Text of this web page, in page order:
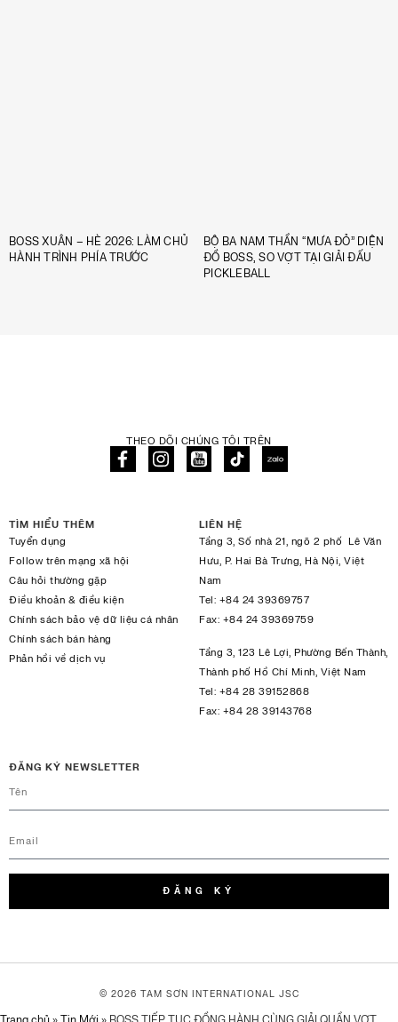
BOSS XUÂN – HÈ 2026: LÀM CHỦ
HÀNH TRÌNH PHÍA TRƯỚC
BỘ BA NAM THẦN “MƯA ĐỎ” DIỆN
ĐỒ BOSS, SO VỢT TẠI GIẢI ĐẤU
PICKLEBALL
THEO DÕI CHÚNG TÔI TRÊN
TÌM HIỂU THÊM
Tuyển dụng
Follow trên mạng xã hội
Câu hỏi thường gặp
Điều khoản & điều kiện
Chính sách bảo vệ dữ liệu cá nhân
Chính sách bán hàng
Phản hồi về dịch vụ
LIÊN HỆ
Tầng 3, Số nhà 21, ngõ 2 phố Lê Văn
Hưu, P. Hai Bà Trưng, Hà Nội, Việt
Nam
Tel: +84 24 39369757
Fax: +84 24 39369759
Tầng 3, 123 Lê Lợi, Phường Bến Thành,
Thành phố Hồ Chí Minh, Việt Nam
Tel: +84 28 39152868
Fax: +84 28 39143768
ĐĂNG KÝ NEWSLETTER
ĐĂNG KÝ
© 2026 TAM SƠN INTERNATIONAL JSC